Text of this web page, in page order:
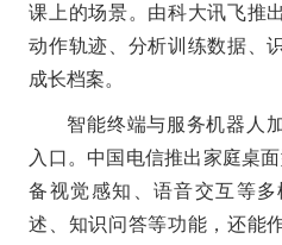
课上的场景。由科大讯飞推
动作轨迹、分析训练数据、
成长档案。
智能终端与服务机器人
入口。中国电信推出家庭桌
备视觉感知、语音交互等
述、知识问答等功能，还能